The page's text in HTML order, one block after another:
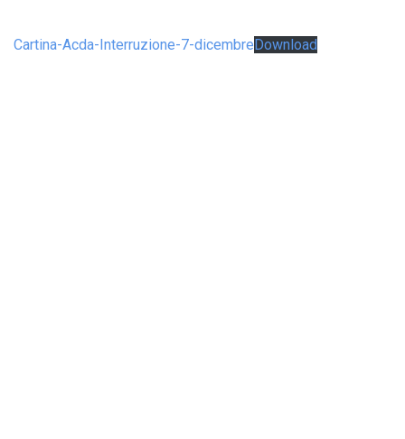
Cartina-Acda-Interruzione-7-dicembreDownload